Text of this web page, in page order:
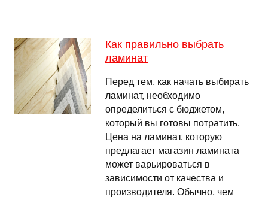
Как правильно выбрать
ламинат
Перед тем, как начать выбирать
ламинат, необходимо
определиться с бюджетом,
который вы готовы потратить.
Цена на ламинат, которую
предлагает магазин ламината
может варьироваться в
зависимости от качества и
производителя. Обычно, чем